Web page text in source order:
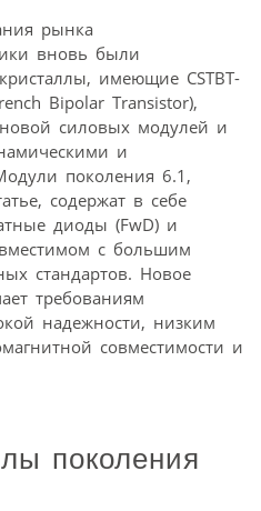
рынка
вновь были
имеющие CSTBT-
Bipolar Transistor),
силовых модулей и
и
поколения 6.1,
содержат в себе
диоды (FwD) и
с большим
стандартов. Новое
требованиям
надежности, низким
совместимости и
поколения